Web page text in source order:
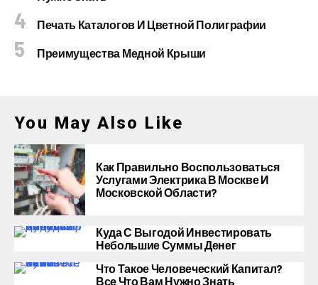
Печать Каталогов И Цветной Полиграфии
Преимущества Медной Крыши
You May Also Like
Как Правильно Воспользоваться
Услугами Электрика В Москве И
Московской Области?
Куда С Выгодой Инвестировать
Небольшие Суммы Денег
Что Такое Человеческий Капитал?
Все Что Вам Нужно Знать